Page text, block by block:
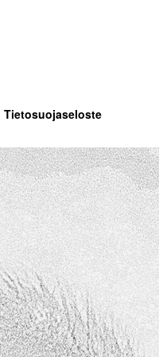
Tietosuojaseloste